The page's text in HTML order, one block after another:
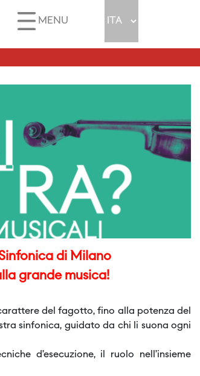
MENU
di Milano
grande musica!
del fagotto, fino alla potenza del
sinfonica, guidato da chi li suona ogni
d’esecuzione, il ruolo nell’insieme